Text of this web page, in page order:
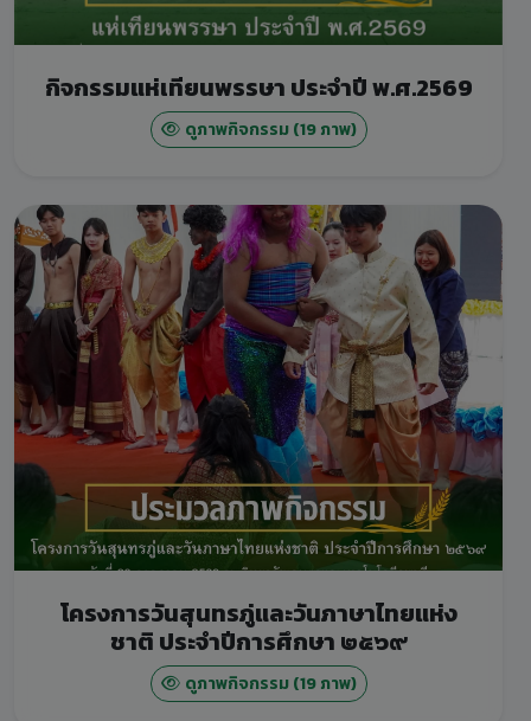
กิจกรรมแห่เทียนพรรษา ประจำปี พ.ศ.2569
ดูภาพกิจกรรม (19 ภาพ)
โครงการวันสุนทรภู่และวันภาษาไทยแห่ง
ชาติ ประจำปีการศึกษา ๒๕๖๙
ดูภาพกิจกรรม (19 ภาพ)